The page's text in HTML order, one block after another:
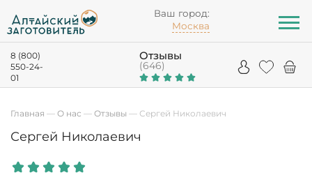
Ваш город:
Москва
8 (800)
550-24-
01
Отзывы
(646)
Главная — О нас — Отзывы — Сергей Николаевич
Сергей Николаевич